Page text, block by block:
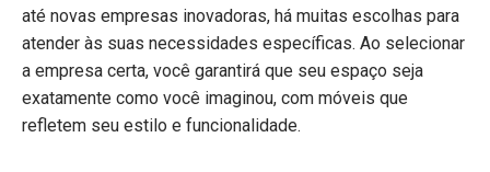
até novas empresas inovadoras, há muitas escolhas para
atender às suas necessidades específicas. Ao selecionar
a empresa certa, você garantirá que seu espaço seja
exatamente como você imaginou, com móveis que
refletem seu estilo e funcionalidade.